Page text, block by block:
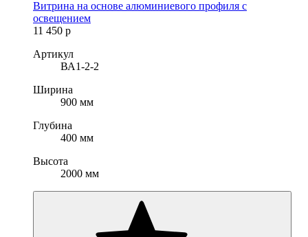
Витрина на основе алюминиевого профиля с
освещением
11 450 р
Артикул
ВА1-2-2
Ширина
900 мм
Глубина
400 мм
Высота
2000 мм